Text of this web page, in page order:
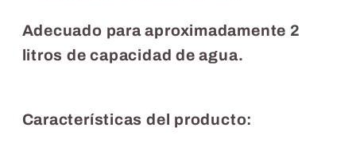
Adecuado para aproximadamente 2
litros de capacidad de agua.
Características del producto: